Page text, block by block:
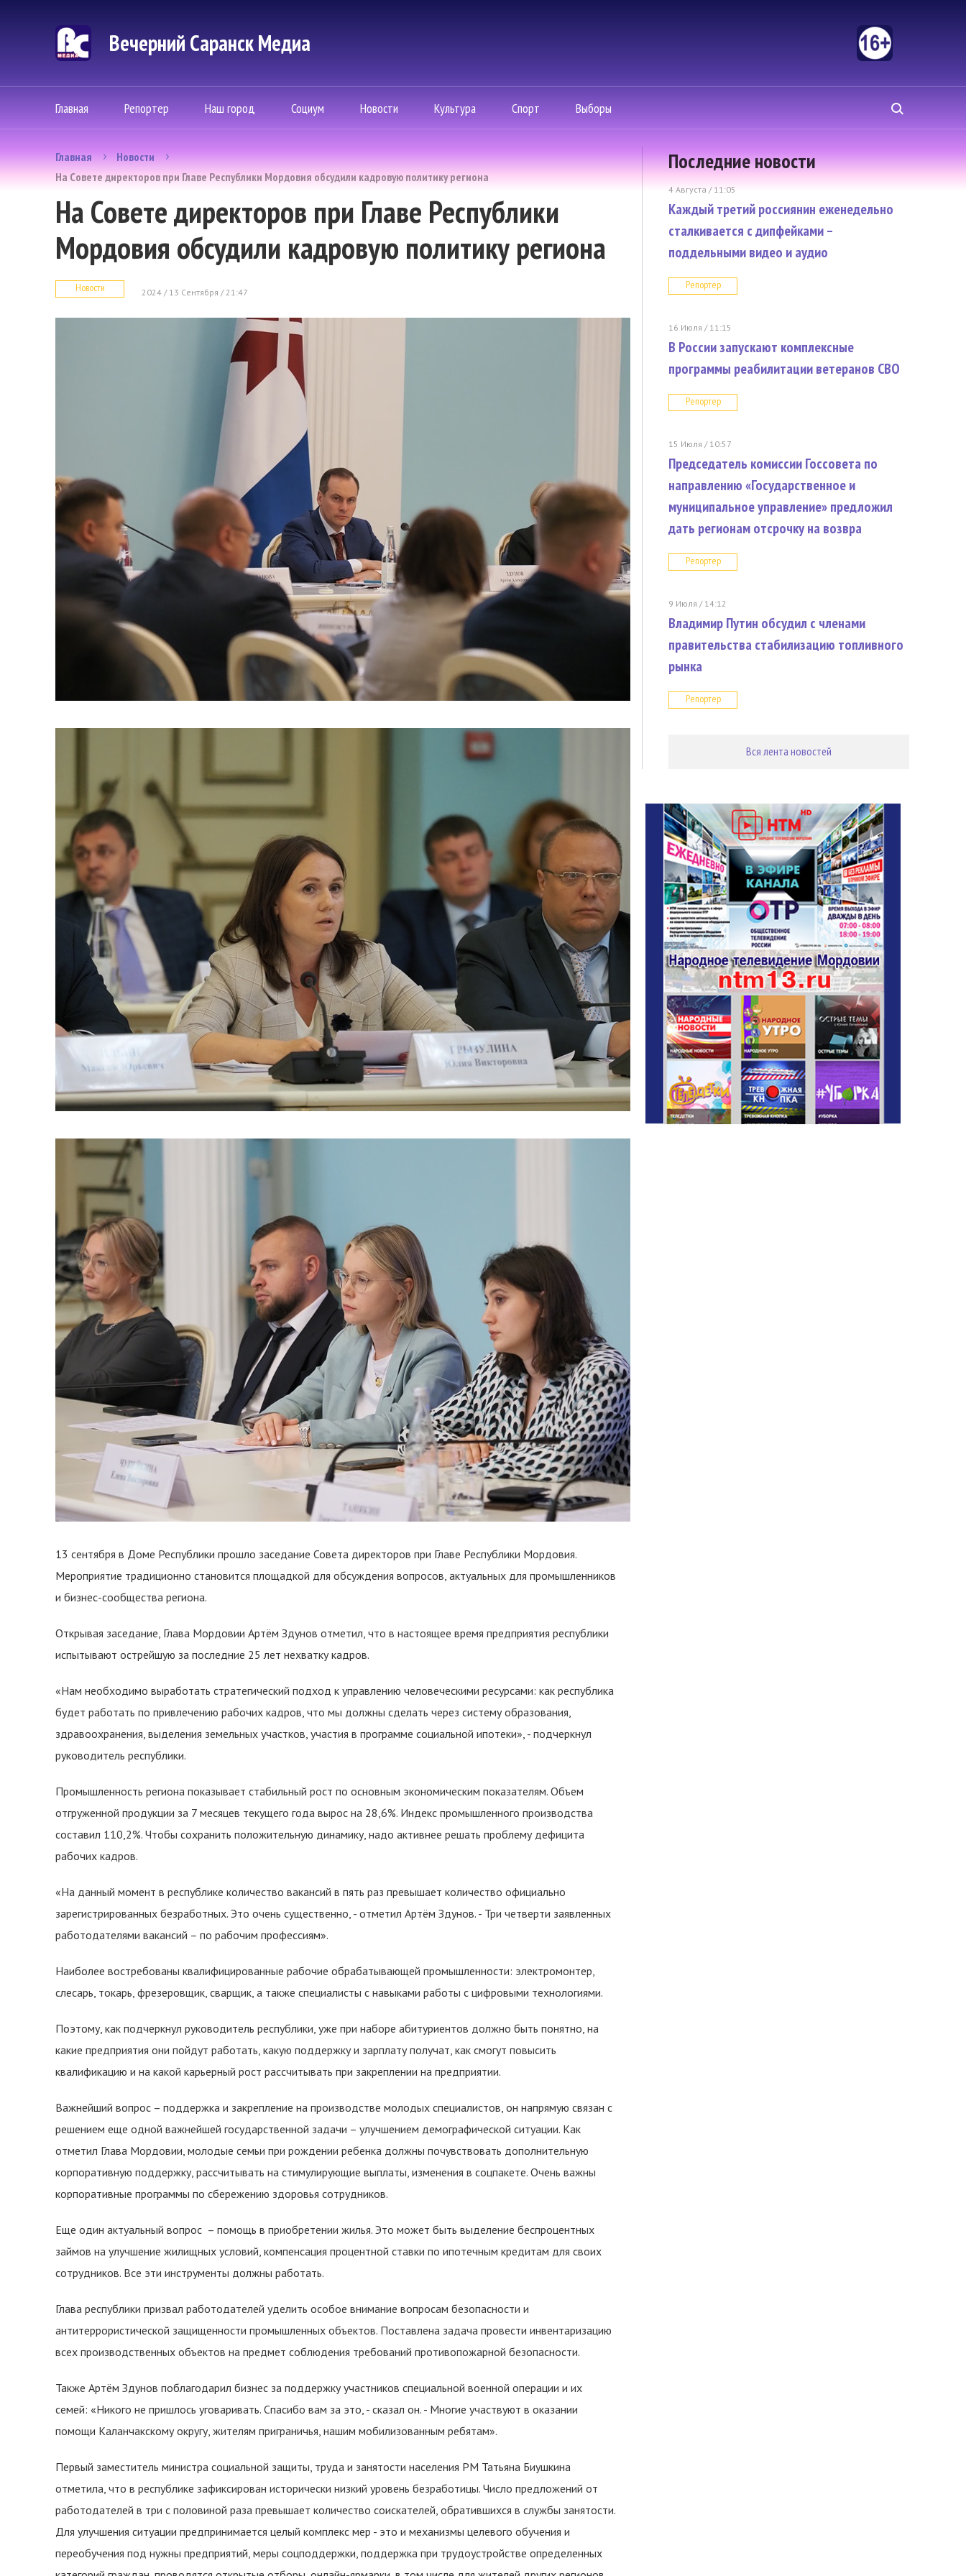
Вечерний Саранск Mедиа
Главная Репортер Наш город Социум Новости Культура Спорт Выборы
Главная
Новости
На Совете директоров при Главе Республики Мордовия обсудили кадровую политику региона
На Совете директоров при Главе Республики
Мордовия обсудили кадровую политику региона
Новости 2024 / 13 Сентября / 21:47
13 сентября в Доме Республики прошло заседание Совета директоров при Главе Республики Мордовия.
Мероприятие традиционно становится площадкой для обсуждения вопросов, актуальных для промышленников
и бизнес-сообщества региона.
Открывая заседание, Глава Мордовии Артём Здунов отметил, что в настоящее время предприятия республики
испытывают острейшую за последние 25 лет нехватку кадров.
«Нам необходимо выработать стратегический подход к управлению человеческими ресурсами: как республика
будет работать по привлечению рабочих кадров, что мы должны сделать через систему образования,
здравоохранения, выделения земельных участков, участия в программе социальной ипотеки», - подчеркнул
руководитель республики.
Промышленность региона показывает стабильный рост по основным экономическим показателям. Объем
отгруженной продукции за 7 месяцев текущего года вырос на 28,6%. Индекс промышленного производства
составил 110,2%. Чтобы сохранить положительную динамику, надо активнее решать проблему дефицита
рабочих кадров.
«На данный момент в республике количество вакансий в пять раз превышает количество официально
зарегистрированных безработных. Это очень существенно, - отметил Артём Здунов. - Три четверти заявленных
работодателями вакансий – по рабочим профессиям».
Наиболее востребованы квалифицированные рабочие обрабатывающей промышленности: электромонтер,
слесарь, токарь, фрезеровщик, сварщик, а также специалисты с навыками работы с цифровыми технологиями.
Поэтому, как подчеркнул руководитель республики, уже при наборе абитуриентов должно быть понятно, на
какие предприятия они пойдут работать, какую поддержку и зарплату получат, как смогут повысить
квалификацию и на какой карьерный рост рассчитывать при закреплении на предприятии.
Важнейший вопрос – поддержка и закрепление на производстве молодых специалистов, он напрямую связан с
решением еще одной важнейшей государственной задачи – улучшением демографической ситуации. Как
отметил Глава Мордовии, молодые семьи при рождении ребенка должны почувствовать дополнительную
корпоративную поддержку, рассчитывать на стимулирующие выплаты, изменения в соцпакете. Очень важны
корпоративные программы по сбережению здоровья сотрудников.
Еще один актуальный вопрос – помощь в приобретении жилья. Это может быть выделение беспроцентных
займов на улучшение жилищных условий, компенсация процентной ставки по ипотечным кредитам для своих
сотрудников. Все эти инструменты должны работать.
Глава республики призвал работодателей уделить особое внимание вопросам безопасности и
антитеррористической защищенности промышленных объектов. Поставлена задача провести инвентаризацию
всех производственных объектов на предмет соблюдения требований противопожарной безопасности.
Также Артём Здунов поблагодарил бизнес за поддержку участников специальной военной операции и их
семей: «Никого не пришлось уговаривать. Спасибо вам за это, - сказал он. - Многие участвуют в оказании
помощи Каланчакскому округу, жителям приграничья, нашим мобилизованным ребятам».
Первый заместитель министра социальной защиты, труда и занятости населения РМ Татьяна Биушкина
отметила, что в республике зафиксирован исторически низкий уровень безработицы. Число предложений от
работодателей в три с половиной раза превышает количество соискателей, обратившихся в службы занятости.
Для улучшения ситуации предпринимается целый комплекс мер - это и механизмы целевого обучения и
переобучения под нужны предприятий, меры соцподдержки, поддержка при трудоустройстве определенных
Последние новости
4 Августа / 11:05
Каждый третий россиянин еженедельно
сталкивается с дипфейками –
поддельными видео и аудио
Репортер
16 Июля / 11:15
В России запускают комплексные
программы реабилитации ветеранов СВО
Репортер
15 Июля / 10:57
Председатель комиссии Госсовета по
направлению «Государственное и
муниципальное управление» предложил
дать регионам отсрочку на возвра
Репортер
9 Июля / 14:12
Владимир Путин обсудил с членами
правительства стабилизацию топливного
рынка
Репортер
Вся лента новостей